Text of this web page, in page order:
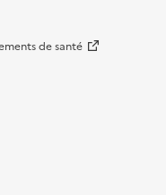
de santé